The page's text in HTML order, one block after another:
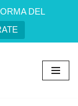
DEL